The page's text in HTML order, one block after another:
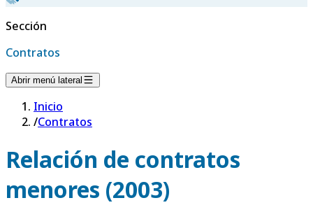
Sección
Contratos
Abrir menú lateral
Inicio
/Contratos
Relación de contratos
menores (2003)